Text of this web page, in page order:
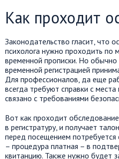
Как проходит
Законодательство гласит, что
психолога нужно проходить по
временной прописки. Но
временной регистрацией
Для профессионалов, да еще
всегда требуют справки с
связано с требованиями
Вот как проходит
в регистратуру, и получает
перед посещением потребуется
– процедура платная – в
квитанцию. Также нужно будет